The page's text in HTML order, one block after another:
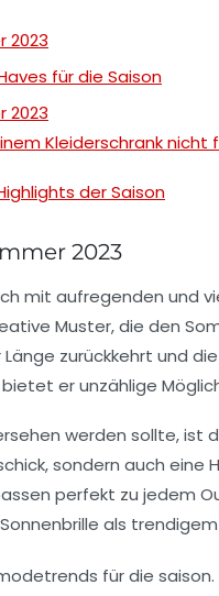
2023
für die Saison
2023
Kleiderschrank nicht
der Saison
2023
mit aufregenden und
Muster, die den
Länge zurückkehrt und
er unzählige
werden sollte, ist
sondern auch eine
perfekt zu jedem
als